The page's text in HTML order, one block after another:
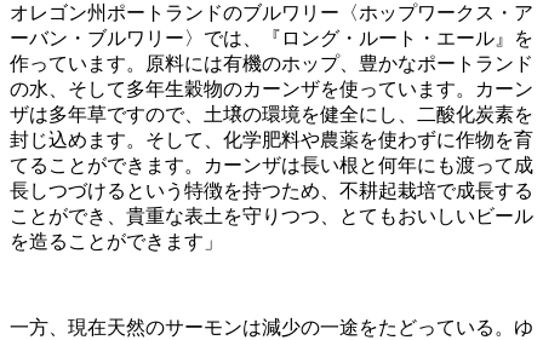
オレゴン州ポートランドのブルワリー〈ホップワークス・ア
ーバン・ブルワリー〉では、『ロング・ルート・エール』を
作っています。原料には有機のホップ、豊かなポートランド
の水、そして多年生穀物のカーンザを使っています。カーン
ザは多年草ですので、土壌の環境を健全にし、二酸化炭素を
封じ込めます。そして、化学肥料や農薬を使わずに作物を育
てることができます。カーンザは長い根と何年にも渡って成
長しつづけるという特徴を持つため、不耕起栽培で成長する
ことができ、貴重な表土を守りつつ、とてもおいしいビール
を造ることができます」
一方、現在天然のサーモンは減少の一途をたどっている。ゆ